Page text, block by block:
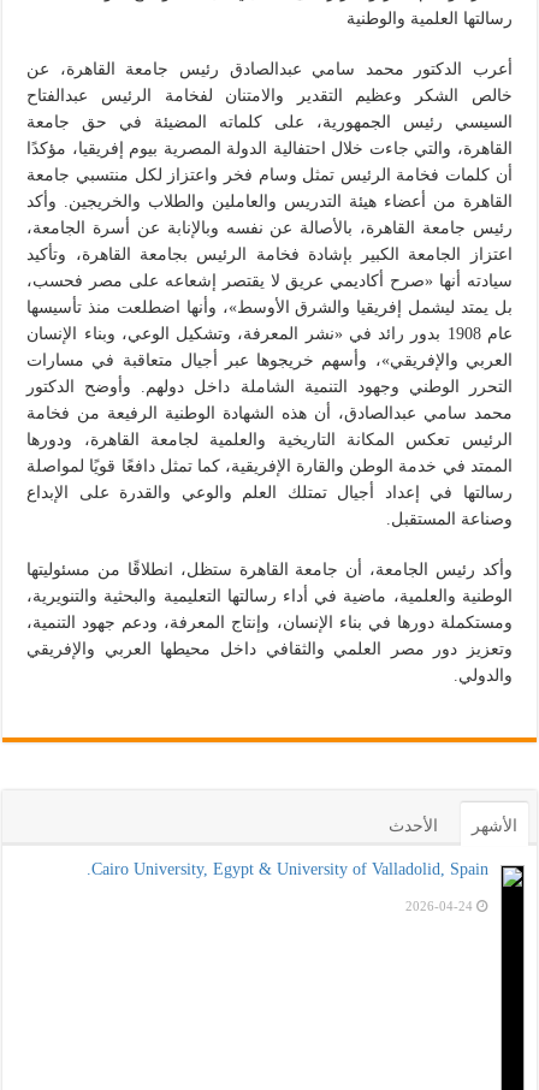
رسالتها العلمية والوطنية
أعرب الدكتور محمد سامي عبدالصادق رئيس جامعة القاهرة، عن
خالص الشكر وعظيم التقدير والامتنان لفخامة الرئيس عبدالفتاح
السيسي رئيس الجمهورية، على كلماته المضيئة في حق جامعة
القاهرة، والتي جاءت خلال احتفالية الدولة المصرية بيوم إفريقيا، مؤكدًا
أن كلمات فخامة الرئيس تمثل وسام فخر واعتزاز لكل منتسبي جامعة
القاهرة من أعضاء هيئة التدريس والعاملين والطلاب والخريجين. وأكد
رئيس جامعة القاهرة، بالأصالة عن نفسه وبالإنابة عن أسرة الجامعة،
اعتزاز الجامعة الكبير بإشادة فخامة الرئيس بجامعة القاهرة، وتأكيد
سيادته أنها «صرح أكاديمي عريق لا يقتصر إشعاعه على مصر فحسب،
بل يمتد ليشمل إفريقيا والشرق الأوسط»، وأنها اضطلعت منذ تأسيسها
عام 1908 بدور رائد في «نشر المعرفة، وتشكيل الوعي، وبناء الإنسان
العربي والإفريقي»، وأسهم خريجوها عبر أجيال متعاقبة في مسارات
التحرر الوطني وجهود التنمية الشاملة داخل دولهم. وأوضح الدكتور
محمد سامي عبدالصادق، أن هذه الشهادة الوطنية الرفيعة من فخامة
الرئيس تعكس المكانة التاريخية والعلمية لجامعة القاهرة، ودورها
الممتد في خدمة الوطن والقارة الإفريقية، كما تمثل دافعًا قويًا لمواصلة
رسالتها في إعداد أجيال تمتلك العلم والوعي والقدرة على الإبداع
وصناعة المستقبل.
وأكد رئيس الجامعة، أن جامعة القاهرة ستظل، انطلاقًا من مسئوليتها
الوطنية والعلمية، ماضية في أداء رسالتها التعليمية والبحثية والتنويرية،
ومستكملة دورها في بناء الإنسان، وإنتاج المعرفة، ودعم جهود التنمية،
وتعزيز دور مصر العلمي والثقافي داخل محيطها العربي والإفريقي
والدولي.
الأشهر الأحدث
Cairo University, Egypt & University of Valladolid, Spain.
2026-04-24